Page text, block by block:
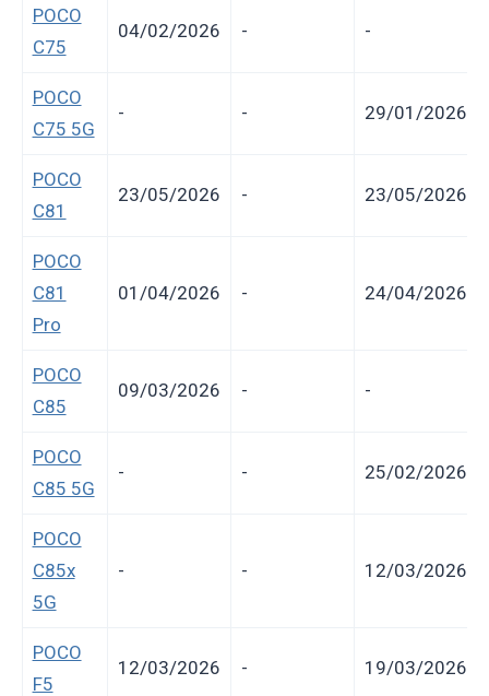
POCO
C75
04/02/2026 - -
POCO
C75 5G
- - 29/01/2026
POCO
C81
23/05/2026 - 23/05/2026
POCO
C81
Pro
01/04/2026 - 24/04/2026
POCO
C85
09/03/2026 - -
POCO
C85 5G
- - 25/02/2026
POCO
C85x
5G
- - 12/03/2026
POCO
F5
12/03/2026 - 19/03/2026